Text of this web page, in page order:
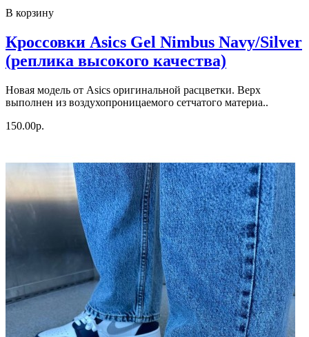
В корзину
Кроссовки Asics Gel Nimbus Navy/Silver
(реплика высокого качества)
Новая модель от Asics оригинальной расцветки. Верх
выполнен из воздухопроницаемого сетчатого материа..
150.00р.